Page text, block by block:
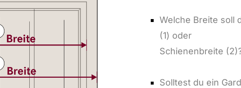
Welche Breite soll
(1) oder
Schienenbreite
Solltest du ein